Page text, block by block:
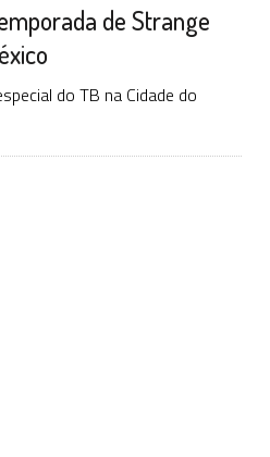
de Strange
do TB na Cidade do